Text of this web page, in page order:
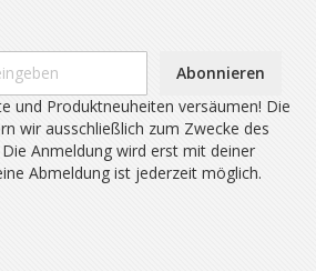
Abonnieren
und Produktneuheiten versäumen! Die
wir ausschließlich zum Zwecke des
Anmeldung wird erst mit deiner
Abmeldung ist jederzeit möglich.